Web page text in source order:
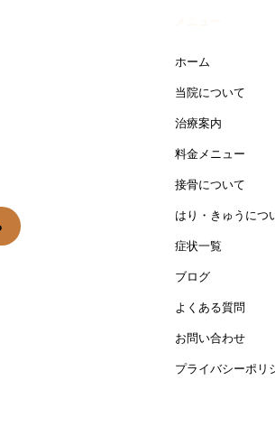
ホーム
当院について
治療案内
料金メニュー
接骨について
はり・きゅうにつ
症状一覧
ブログ
よくある質問
お問い合わせ
プライバシーポリ